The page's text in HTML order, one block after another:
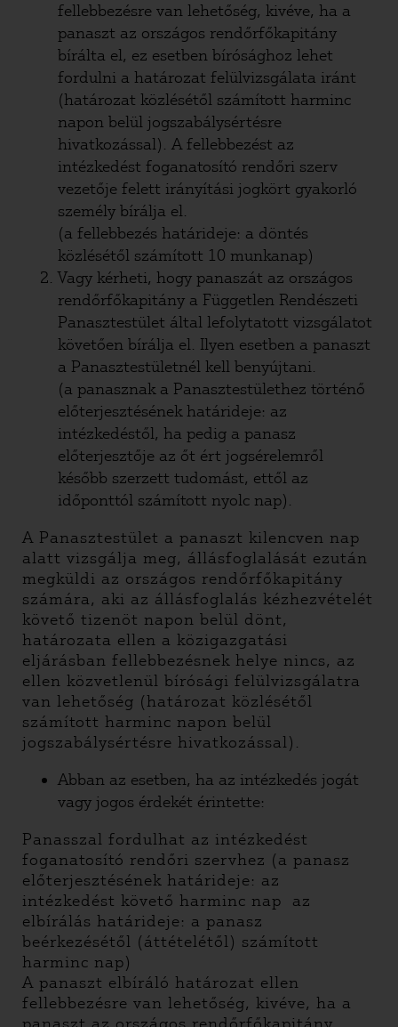
fellebbezésre van lehetőség, kivéve, ha a
panaszt az országos rendőrfőkapitány
bírálta el, ez esetben bírósághoz lehet
fordulni a határozat felülvizsgálata iránt
(határozat közlésétől számított harminc
napon belül jogszabálysértésre
hivatkozással). A fellebbezést az
intézkedést foganatosító rendőri szerv
vezetője felett irányítási jogkört gyakorló
személy bírálja el.
(a fellebbezés határideje: a döntés
közlésétől számított 10 munkanap)
Vagy kérheti, hogy panaszát az országos
rendőrfőkapitány a Független Rendészeti
Panasztestület által lefolytatott vizsgálatot
követően bírálja el. Ilyen esetben a panaszt
a Panasztestületnél kell benyújtani.
(a panasznak a Panasztestülethez történő
előterjesztésének határideje: az
intézkedéstől, ha pedig a panasz
előterjesztője az őt ért jogsérelemről
később szerzett tudomást, ettől az
időponttól számított nyolc nap).
A Panasztestület a panaszt kilencven nap
alatt vizsgálja meg, állásfoglalását ezután
megküldi az országos rendőrfőkapitány
számára, aki az állásfoglalás kézhezvételét
követő tizenöt napon belül dönt,
határozata ellen a közigazgatási
eljárásban fellebbezésnek helye nincs, az
ellen közvetlenül bírósági felülvizsgálatra
van lehetőség (határozat közlésétől
számított harminc napon belül
jogszabálysértésre hivatkozással).
Abban az esetben, ha az intézkedés jogát
vagy jogos érdekét érintette:
Panasszal fordulhat az intézkedést
foganatosító rendőri szervhez (a panasz
előterjesztésének határideje: az
intézkedést követő harminc nap az
elbírálás határideje: a panasz
beérkezésétől (áttételétől) számított
harminc nap)
A panaszt elbíráló határozat ellen
fellebbezésre van lehetőség, kivéve, ha a